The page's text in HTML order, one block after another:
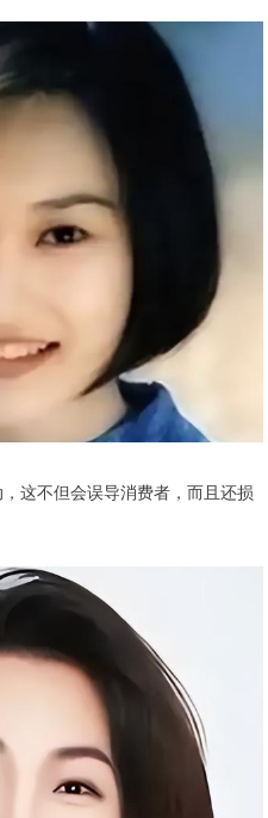
这不但会误导消费者，而且还损